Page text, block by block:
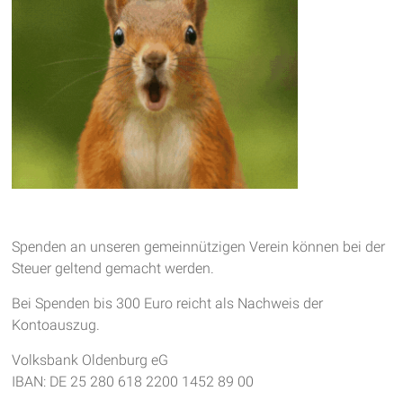
Spenden an unseren gemeinnützigen Verein können bei der
Steuer geltend gemacht werden.
Bei Spenden bis 300 Euro reicht als Nachweis der
Kontoauszug.
Volksbank Oldenburg eG
IBAN: DE 25 280 618 2200 1452 89 00